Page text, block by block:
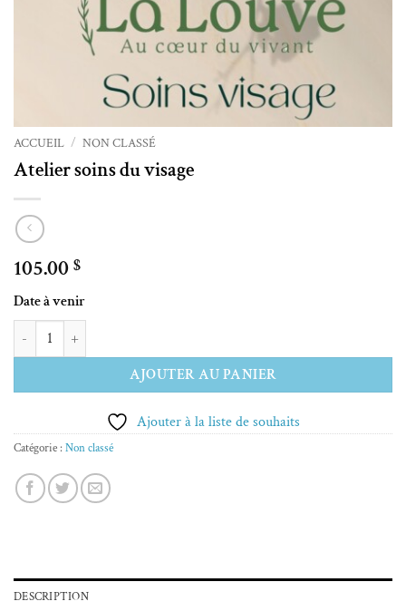
ACCUEIL / NON CLASSÉ
Atelier soins du visage
105.00 $
Date à venir
quantité de Atelier soins du visage
AJOUTER AU PANIER
Alternative:
Ajouter à la liste de souhaits
Catégorie : Non classé
DESCRIPTION